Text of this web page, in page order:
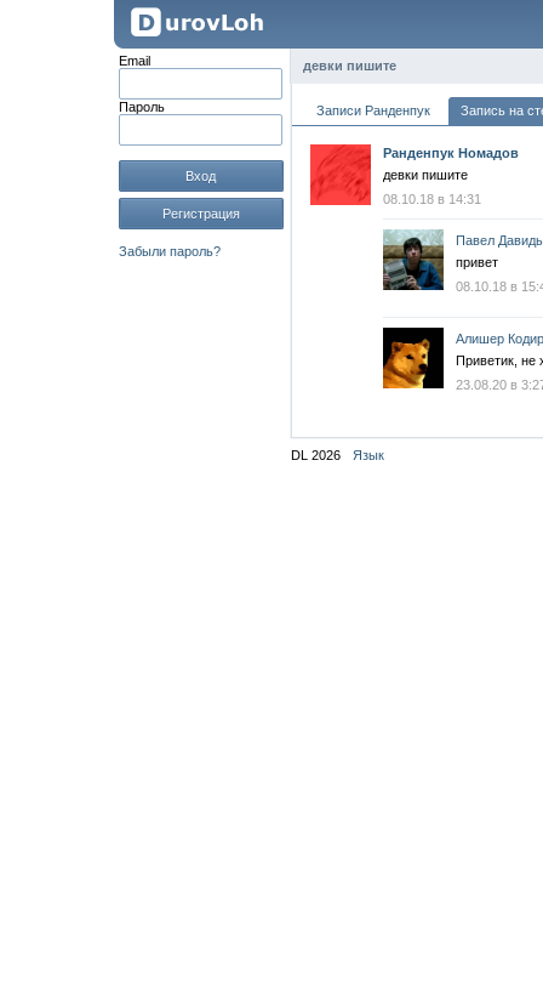
Email
Пароль
Вход
Регистрация
Забыли пароль?
девки пишите
Записи Ранденпук Запись на
Ранденпук Номадов
девки пишите
08.10.18 в 14:31
Павел
привет
08.10.18 в
Алишер
Приветик, не
23.08.20 в
DL 2026 Язык